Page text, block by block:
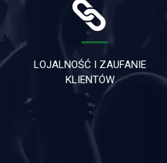
LOJALNOŚĆ I ZAUFANIE
KLIENTÓW